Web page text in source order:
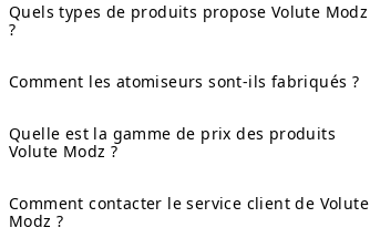
Quels types de produits propose Volute Modz
?
Comment les atomiseurs sont-ils fabriqués ?
Quelle est la gamme de prix des produits
Volute Modz ?
Comment contacter le service client de Volute
Modz ?